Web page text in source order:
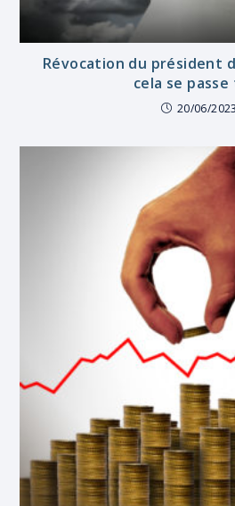
Révocation du président
cela se passe
20/06/2023